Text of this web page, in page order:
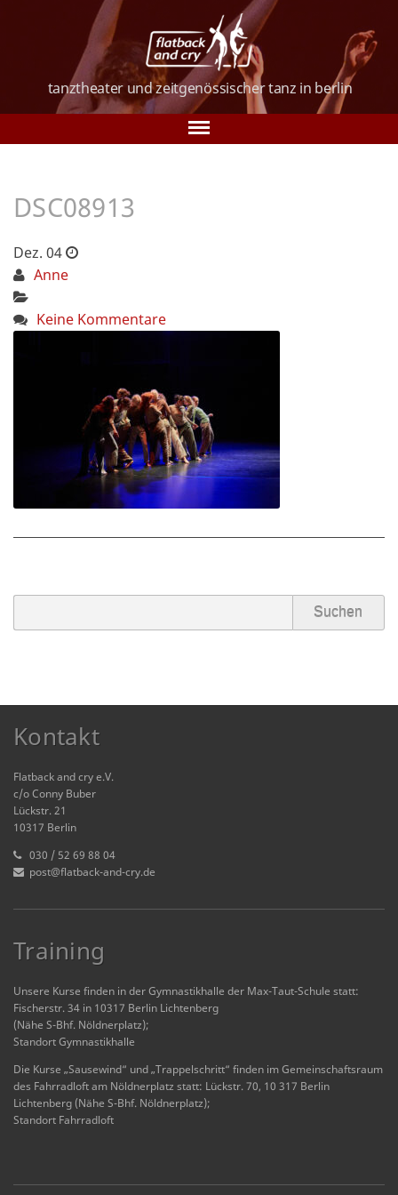
tanztheater undzeitgenössischer tanz in berlin
Partner/Freunde
Kontakt
DSC08913
Dez. 04
Anne
Keine Kommentare
Kontakt
Flatback and cry e.V.
c/o Conny Buber
Lückstr. 21
10317 Berlin
030 / 52 69 88 04
post@flatback-and-cry.de
Training
Unsere Kurse finden in der Gymnastikhalle der Max-Taut-Schule statt:
Fischerstr. 34 in 10317 Berlin Lichtenberg
(Nähe S-Bhf. Nöldnerplatz);
Standort Gymnastikhalle
Die Kurse „Sausewind“ und „Trappelschritt“ finden im Gemeinschaftsraum
des Fahrradloft am Nöldnerplatz statt: Lückstr. 70, 10 317 Berlin
Lichtenberg (Nähe S-Bhf. Nöldnerplatz);
Standort Fahrradloft